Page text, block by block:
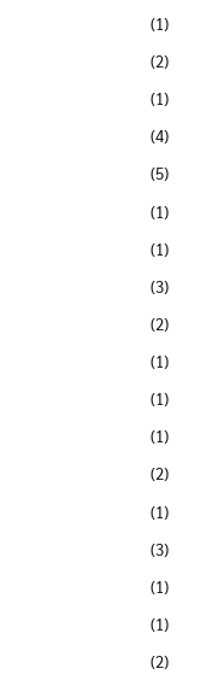
(1)
(2)
(1)
(4)
(5)
(1)
(1)
(3)
(2)
(1)
(1)
(1)
(2)
(1)
(3)
(1)
(1)
(2)